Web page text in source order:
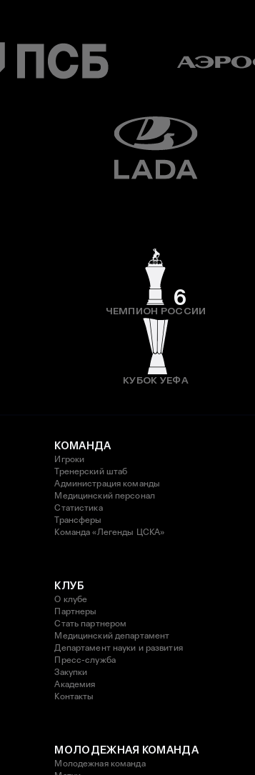
6
ЧЕМПИОН РОССИИ
КУБОК УЕФА
КОМАНДА
Игроки
Тренерский штаб
Администрация команды
Медицинский персонал
Статистика
Трансферы
Команда «Легенды ЦСКА»
КЛУБ
О клубе
Партнеры
Стать партнером
Медицинский департамент
Департамент науки и развития
Пресс-служба
Закупки
Академия
Контакты
МОЛОДЕЖНАЯ КОМАНДА
Молодежная команда